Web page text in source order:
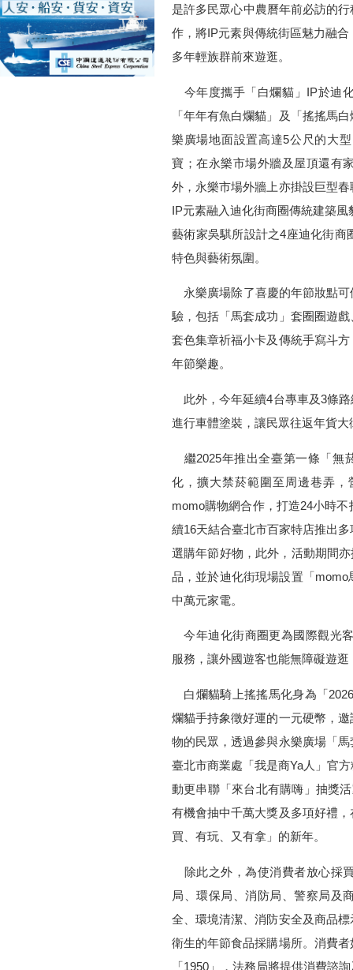
是許多民眾心中農曆年前必訪的
作，將IP元素與傳統街區魅力融
多年輕族群前來遊逛。
今年度攜手「白爛貓」IP於迪
「年年有魚白爛貓」及「搖搖馬
樂廣場地面設置高達5公尺的大
寶；在永樂市場外牆及屋頂還有
外，永樂市場外牆上亦掛設巨型
IP元素融入迪化街商圈傳統建築
藝術家吳騏所設計之4座迪化街商
特色與藝術氛圍。
永樂廣場除了喜慶的年節妝點可
驗，包括「馬套成功」套圈圈遊
套色集章祈福小卡及傳統手寫斗
年節樂趣。
此外，今年延續4台專車及3條
進行車體塗裝，讓民眾往返年貨
繼2025年推出全臺第一條「無
化，擴大禁菸範圍至周邊巷弄
momo購物網合作，打造24小時
續16天結合臺北市百家特店推出
選購年節好物，此外，活動期間
品，並於迪化街現場設置「
中萬元家電。
今年迪化街商圈更為國際觀光
服務，讓外國遊客也能無障礙遊
白爛貓騎上搖搖馬化身為「
爛貓手持象徵好運的一元硬幣，
物的民眾，透過參與永樂廣場「
臺北市商業處「我是商Ya人」官
動更串聯「來台北有購嗨」抽獎
有機會抽中千萬大獎及多項好禮
買、有玩、又有拿」的新年。
除此之外，為使消費者放心採
局、環保局、消防局、警察局及
全、環境清潔、消防安全及商品
衛生的年節食品採購場所。消費
「1950」，法務局將提供消費諮